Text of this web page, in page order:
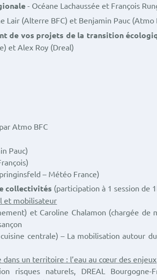
- Océane Lachaussée et François
Lair (Alterre BFC) et Benjamin Pauc (Atmo
de vos projets de la transition
et Alex Roy (Dreal)
Atmo BFC
Pauc)
– Météo France)
collectivités (participation à 1 session de
et mobilisateur
et Caroline Chalamon (chargée de
centrale) – La mobilisation autour
dans un territoire : l’eau au cœur des enjeux
risques naturels, DREAL Bourgogne-